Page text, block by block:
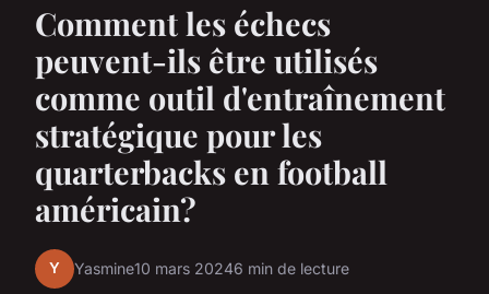
Comment les échecs
peuvent-ils être utilisés
comme outil d'entraînement
stratégique pour les
quarterbacks en football
américain?
Y Yasmine10 mars 20246 min de lecture